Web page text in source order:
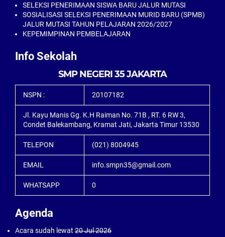
SELEKSI PENERIMAAN SISWA BARU JALUR MUTASI
SOSIALISASI SELEKSI PENERIMAAN MURID BARU (SPMB)
JALUR MUTASI TAHUN PELAJARAN 2026/2027
KEPEMIMPINAN PEMBELAJARAN
Info Sekolah
SMP NEGERI 35 JAKARTA
NSPN : 20107182
Jl. Kayu Manis Gg. K.H Raiman No. 71B , RT. 6 RW 3,
Condet Balekambang, Kramat Jati, Jakarta Timur 13530
TELEPON (021) 8004945
EMAIL info.smpn35@gmail.com
WHATSAPP 0
Agenda
Acara sudah lewat 20 Jul 2026